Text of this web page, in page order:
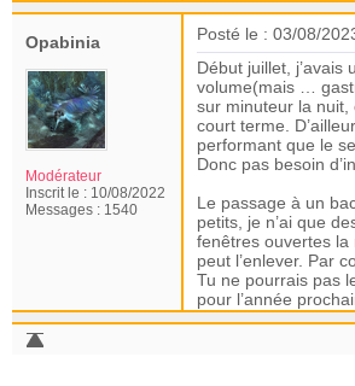
Opabinia
Modérateur
Inscrit le : 10/08/2022
Messages : 1540
Posté le : 03/08/
Début juillet,
volume(mais …
sur minuteur la nuit,
court terme.
performant que le
Donc pas besoin
Le passage à un
petits, je n’ai que
fenêtres ouvertes la
peut l’enlever. Par
Tu ne pourrais pas
pour l’année